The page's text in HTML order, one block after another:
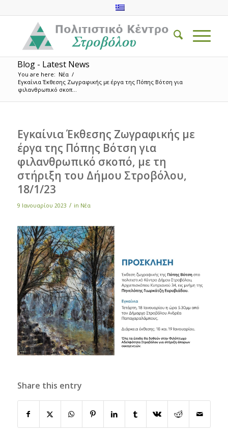
Blog - Latest News
You are here: Νέα /
Εγκαίνια Έκθεσης Ζωγραφικής με έργα της Πόπης Βότση για
φιλανθρωπικό σκοπ...
Εγκαίνια Έκθεσης Ζωγραφικής με
έργα της Πόπης Βότση για
φιλανθρωπικό σκοπό, με τη
στήριξη του Δήμου Στροβόλου,
18/1/23
9 Ιανουαρίου 2023 / in Νέα
Share this entry